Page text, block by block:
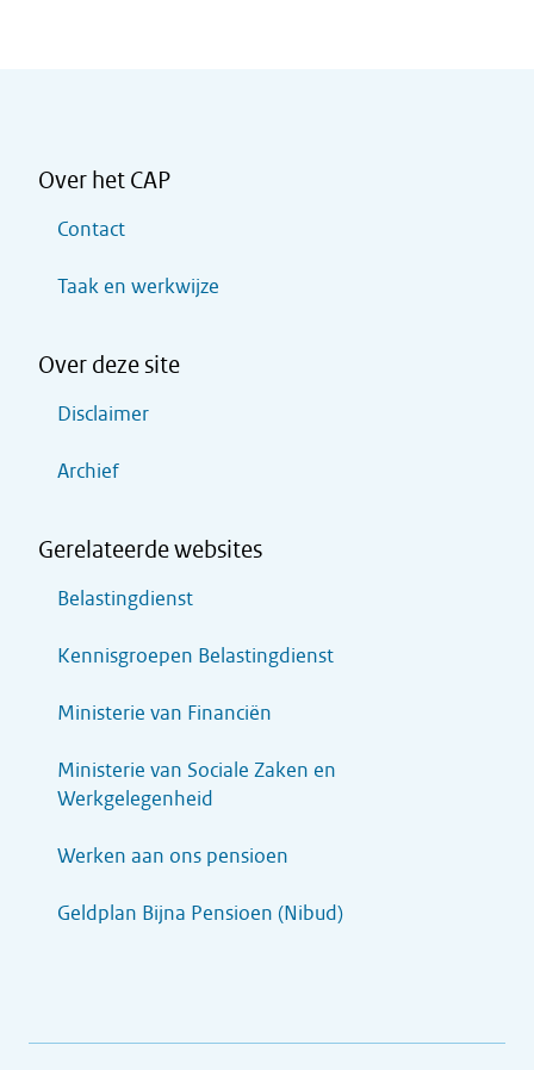
Over het CAP
Contact
Taak en werkwijze
Over deze site
Disclaimer
Archief
Gerelateerde websites
Belastingdienst
Kennisgroepen Belastingdienst
Ministerie van Financiën
Ministerie van Sociale Zaken en
Werkgelegenheid
Werken aan ons pensioen
Geldplan Bijna Pensioen (Nibud)